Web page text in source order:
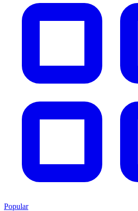
Popular